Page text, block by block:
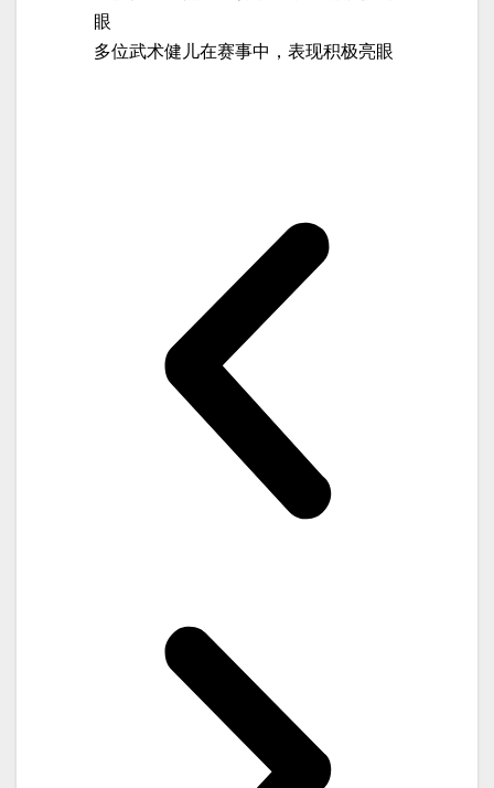
多位武术健儿在赛事中，表现积极亮眼